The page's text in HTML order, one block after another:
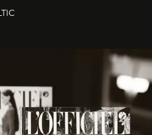
decades of mastery in luxury,
commerce, and culture